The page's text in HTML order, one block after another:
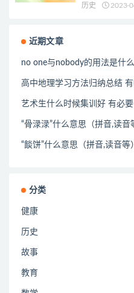
历史 2023-
近期文章
no one与nobody的用法是什
高中地理学习方法归纳总结
艺术生什么时候集训好 有必
“骨渌渌”什么意思（拼音,读音
“餤饼”什么意思（拼音,读音等）
分类
健康
历史
故事
教育